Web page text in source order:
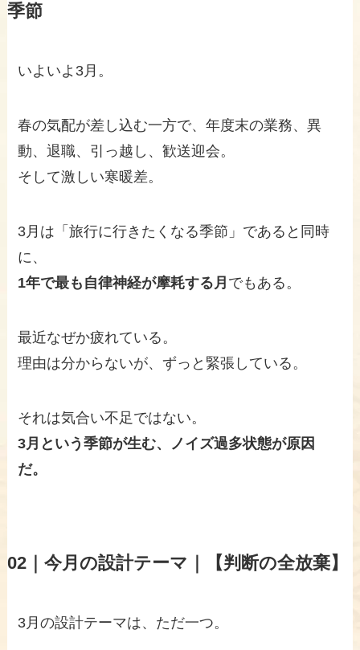
季節
いよいよ3月。
春の気配が差し込む一方で、年度末の業務、異
動、退職、引っ越し、歓送迎会。
そして激しい寒暖差。
3月は「旅行に行きたくなる季節」であると同時
に、
1年で最も自律神経が摩耗する月 でもある。
最近なぜか疲れている。
理由は分からないが、ずっと緊張している。
それは気合い不足ではない。
3月という季節が生む、ノイズ過多状態が原因
だ。
02｜ 今月の設計テーマ｜【判断の全放棄】
3月の設計テーマは、ただ一つ。